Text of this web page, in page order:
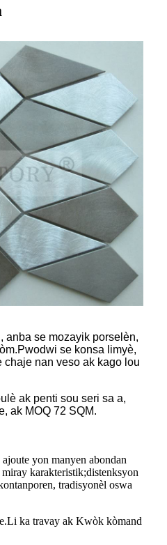
anba se mozayik porselèn,
se konsa limyè,
nan veso ak kago lou
ak penti sou seri sa a,
ak MOQ 72 SQM.
yon manyen abondan
karakteristik;distenksyon
tradisyonèl oswa
ka travay ak Kwòk kòmand